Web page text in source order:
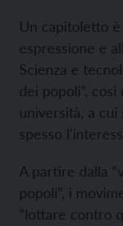
Un capitoletto
espressione e
Scienza e
dei popoli”,
università, a
spesso
A partire dalla
popoli”, i
“lottare contro